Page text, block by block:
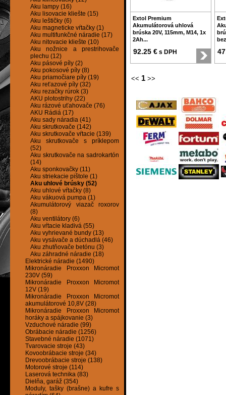
Aku lampy (16)
Aku lisovacie kliešte (15)
Aku leštičky (6)
Aku magneticke vŕtačky (1)
Aku multifunkčné náradie (17)
Aku nitovacie kliešte (10)
Aku nožnice a prestrihovače
plechu (12)
Aku pásové píly (2)
Aku pokosové píly (8)
Aku priamočiare píly (19)
Aku reťazové píly (32)
Aku rezačky rúrok (3)
AKU plotostrihy (22)
Aku rázové uťahovače (76)
AKU Rádiá (17)
Aku sady náradia (41)
Aku skrutkovače (142)
Aku skrutkovače vŕtacie (139)
Aku skrutkovače s príklepom
(52)
Aku skrutkovače na sadrokartón
(14)
Aku sponkovačky (11)
Aku striekacie pištole (1)
Aku uhlové brúsky (52)
Aku uhlové vŕtačky (8)
Aku vákuová pumpa (1)
Akumulátorový viazač roxorov
(8)
Aku ventilátory (6)
Aku vŕtacie kladivá (55)
Aku vyhrievané bundy (13)
Aku vysávače a dúchadlá (46)
Aku zhutňovače betónu (3)
Aku záhradné náradie (18)
Elektrické náradie (1490)
Mikronáradie Proxxon Micromot
230V (59)
Mikronáradie Proxxon Micromot
12V (19)
Mikronáradie Proxxon Micromot
akumulátorové 10,8V (28)
Mikronáradie Proxxon Micromot
horáky a spájkovanie (3)
Vzduchové náradie (99)
Obrábacie náradie (1256)
Stavebné náradie (1071)
Tvarovacie stroje (43)
Kovoobrábacie stroje (34)
Drevoobrábacie stroje (138)
Motorové stroje (114)
Laserová technika (83)
Dielňa, garáž (354)
Moduly, tašky (brašne) a kufre s
Extol Premium
Akumulátorová uhlová
brúska 20V, 115mm, M14, 1x
2Ah...
92.25 € s DPH
<< 1 >>